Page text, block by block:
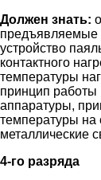
Должен знать:
предъявляемые
устройство
контактного
температуры
принцип работы
аппаратуры,
температуры на
металлические
4-го разряда